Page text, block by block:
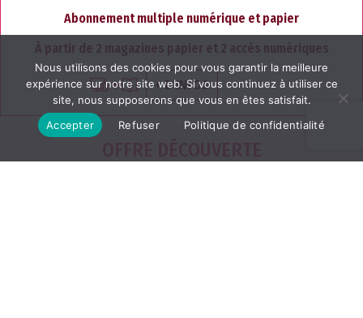
Abonnement multiple numérique et papier
À partir de 2 magazines papier et 2 accès numériques
+ D'INFOS
Nous utilisons des cookies pour vous garantir la meilleure
expérience sur notre site web. Si vous continuez à utiliser ce
site, nous supposerons que vous en êtes satisfait.
Accepter
Refuser Politique de confidentialité